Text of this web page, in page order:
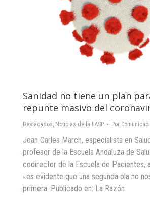
Sanidad no tiene un plan
repunte masivo del
Destacados, Noticias de la EASP Por
Joan Carles March, especialista en
profesor de la Escuela Andaluza de
codirector de la Escuela de Pacientes,
«es evidente que una segunda ola no
primera. Publicado en: La Razón